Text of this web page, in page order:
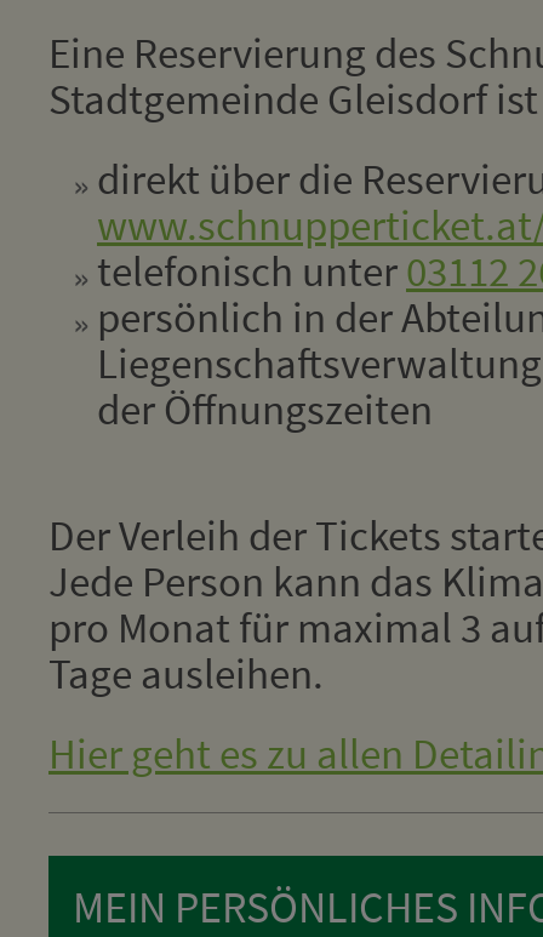
Eine Reservierung des
Stadtgemeinde Gleisdorf
direkt über die
telefonisch unter03112
persönlich in der
der Öffnungszeiten
Der Verleih der Tickets
Jede Person kann das
pro Monat für maximal 3
Tage ausleihen.
Hier geht es zu allen
MEIN PERSÖNLICHES